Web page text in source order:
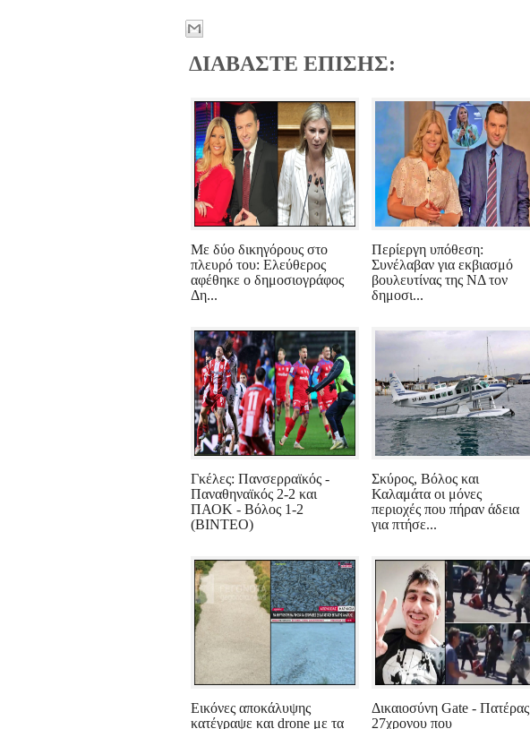
ΔΙΑΒΑΣΤΕ ΕΠΙΣΗΣ:
Με δύο δικηγόρους στο
πλευρό του: Ελεύθερος
αφέθηκε ο δημοσιογράφος
Δη...
Περίεργη υπόθεση:
Συνέλαβαν για εκβιασμό
βουλευτίνας της ΝΔ τον
δημοσι...
Γκέλες: Πανσερραϊκός -
Παναθηναϊκός 2-2 και
ΠΑΟΚ - Βόλος 1-2
(ΒΙΝΤΕΟ)
Σκύρος, Βόλος και
Καλαμάτα οι μόνες
περιοχές που πήραν άδεια
για πτήσε...
Εικόνες αποκάλυψης
κατέγραψε και drone με τα
Δικαιοσύνη Gate - Πατέρας
27χρονου που